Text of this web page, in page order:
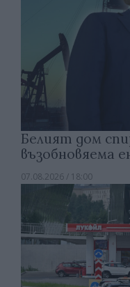
Белият дом
възобновяема
07.08.2026 / 18:00